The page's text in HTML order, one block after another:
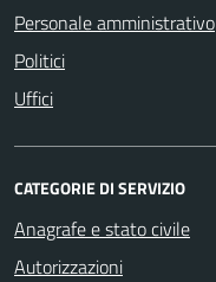
Personale amministrativo
Politici
Uffici
CATEGORIE DI SERVIZIO
Anagrafe e stato civile
Autorizzazioni